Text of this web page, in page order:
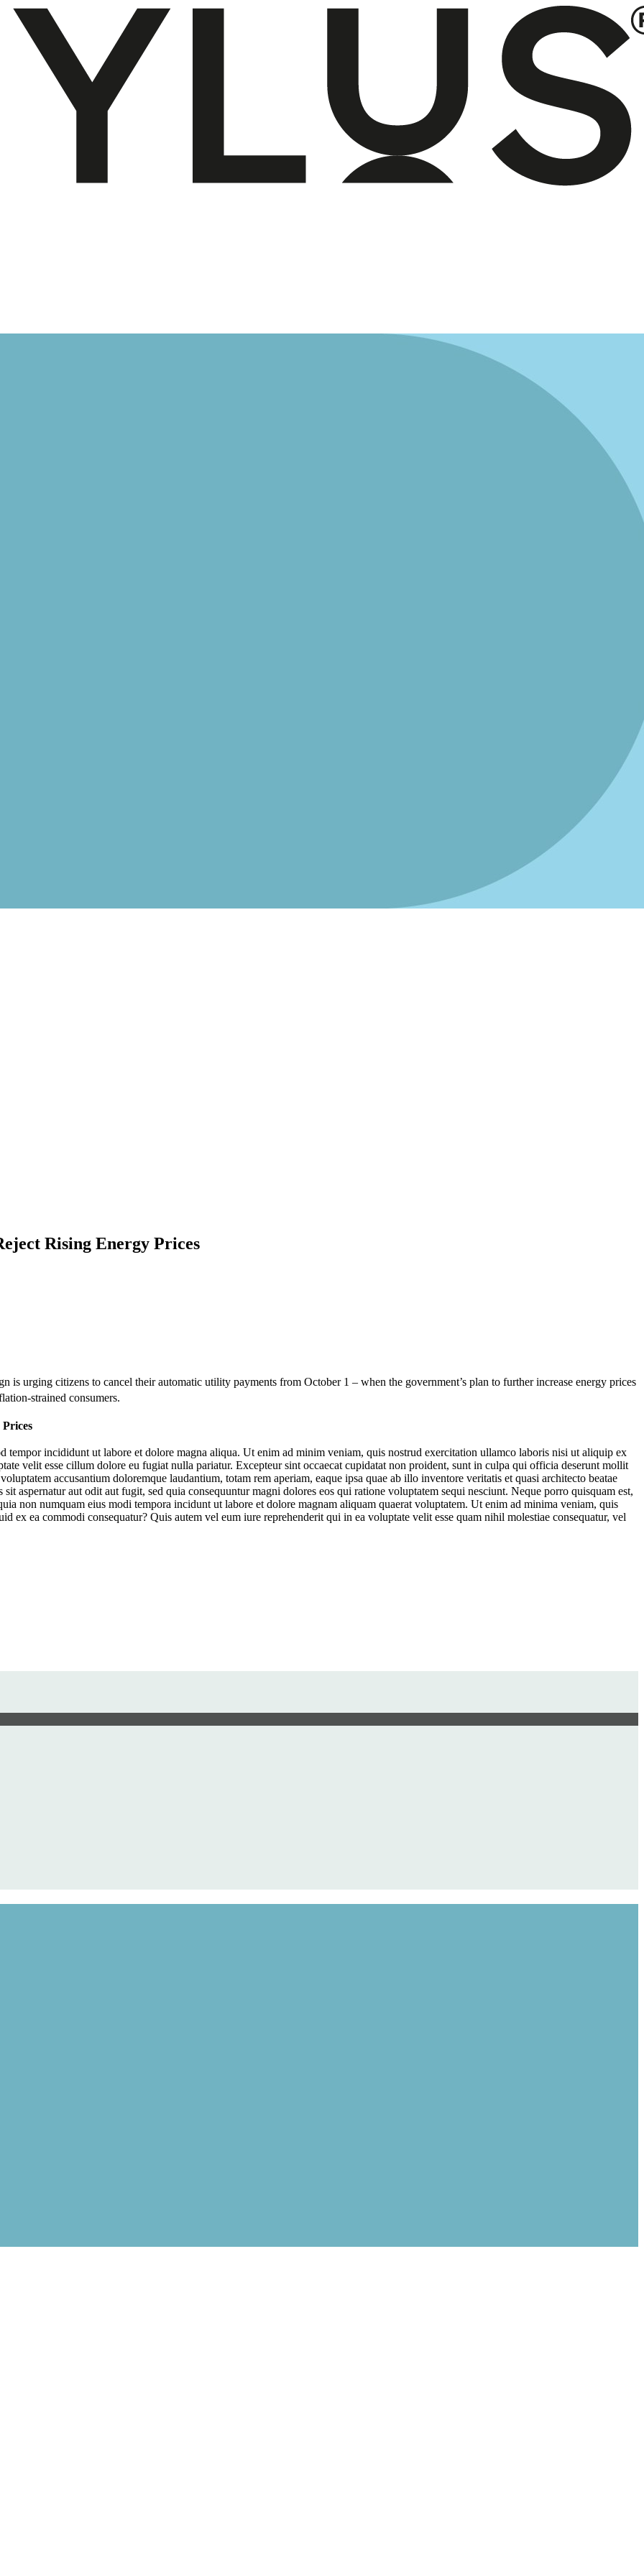
Rising Energy Prices
is urging citizens to cancel their automatic utility payments from October 1 – when the government’s plan to further increase energy prices
strained consumers.
tempor incididunt ut labore et dolore magna aliqua. Ut enim ad minim veniam, quis nostrud exercitation ullamco laboris nisi ut aliquip ex
velit esse cillum dolore eu fugiat nulla pariatur. Excepteur sint occaecat cupidatat non proident, sunt in culpa qui officia deserunt mollit
accusantium doloremque laudantium, totam rem aperiam, eaque ipsa quae ab illo inventore veritatis et quasi architecto beatae
aspernatur aut odit aut fugit, sed quia consequuntur magni dolores eos qui ratione voluptatem sequi nesciunt. Neque porro quisquam est,
non numquam eius modi tempora incidunt ut labore et dolore magnam aliquam quaerat voluptatem. Ut enim ad minima veniam, quis
ex ea commodi consequatur? Quis autem vel eum iure reprehenderit qui in ea voluptate velit esse quam nihil molestiae consequatur, vel